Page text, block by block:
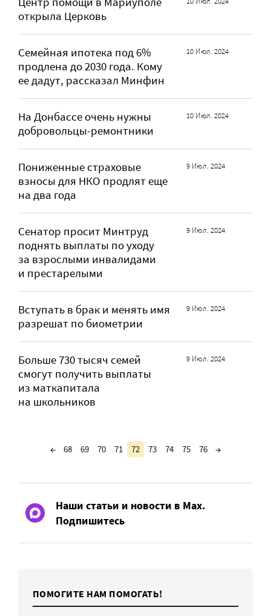
открыла Церковь
Семейная ипотека под 6%
продлена до 2030 года. Кому
ее дадут, рассказал Минфин
10 Июл. 2024
На Донбассе очень нужны
добровольцы-ремонтники
10 Июл. 2024
Пониженные страховые
взносы для НКО продлят еще
на два года
9 Июл. 2024
Сенатор просит Минтруд
поднять выплаты по уходу
за взрослыми инвалидами
и престарелыми
9 Июл. 2024
Вступать в брак и менять имя
разрешат по биометрии
9 Июл. 2024
Больше 730 тысяч семей
смогут получить выплаты
из маткапитала
на школьников
9 Июл. 2024
← 68 69 70 71 72 73 74 75 76 →
Наши статьи и новости в Max.
Подпишитесь
ПОМОГИТЕ НАМ ПОМОГАТЬ!